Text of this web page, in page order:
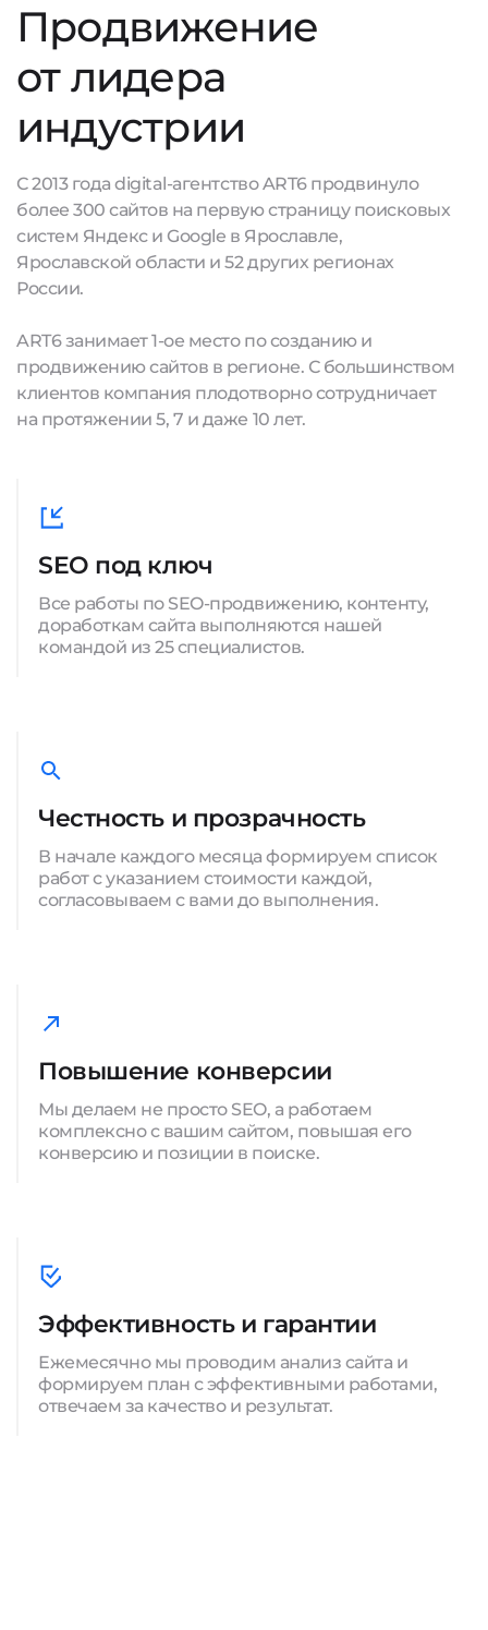
Продвижение
от лидера
индустрии
С 2013 года digital-агентство ART6 продвинуло
более 300 сайтов на первую страницу поисковых
систем Яндекс и Google в Ярославле,
Ярославской области и 52 других регионах
России.
ART6 занимает 1-ое место по созданию и
продвижению сайтов в регионе. С большинством
клиентов компания плодотворно сотрудничает
на протяжении 5, 7 и даже 10 лет.
SEO под ключ
Все работы по SEO-продвижению, контенту,
доработкам сайта выполняются нашей
командой из 25 специалистов.
Честность и прозрачность
В начале каждого месяца формируем список
работ с указанием стоимости каждой,
согласовываем с вами до выполнения.
Повышение конверсии
Мы делаем не просто SEO, а работаем
комплексно с вашим сайтом, повышая его
конверсию и позиции в поиске.
Эффективность и гарантии
Ежемесячно мы проводим анализ сайта и
формируем план с эффективными работами,
отвечаем за качество и результат.